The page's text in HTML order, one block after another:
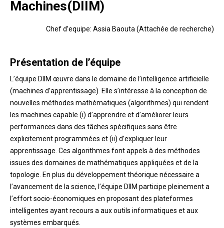
Machines(DIIM)
Chef d’equipe: Assia Baouta (Attachée de recherche)
Présentation de l’équipe
L’équipe DIIM œuvre dans le domaine de l’intelligence artificielle
(machines d’apprentissage). Elle s’intéresse à la conception de
nouvelles méthodes mathématiques (algorithmes) qui rendent
les machines capable (i) d’apprendre et d’améliorer leurs
performances dans des tâches spécifiques sans être
explicitement programmées et (ii) d’expliquer leur
apprentissage. Ces algorithmes font appels à des méthodes
issues des domaines de mathématiques appliquées et de la
topologie. En plus du développement théorique nécessaire a
l’avancement de la science, l’équipe DIIM participe pleinement a
l’effort socio-économiques en proposant des plateformes
intelligentes ayant recours a aux outils informatiques et aux
systèmes embarqués.